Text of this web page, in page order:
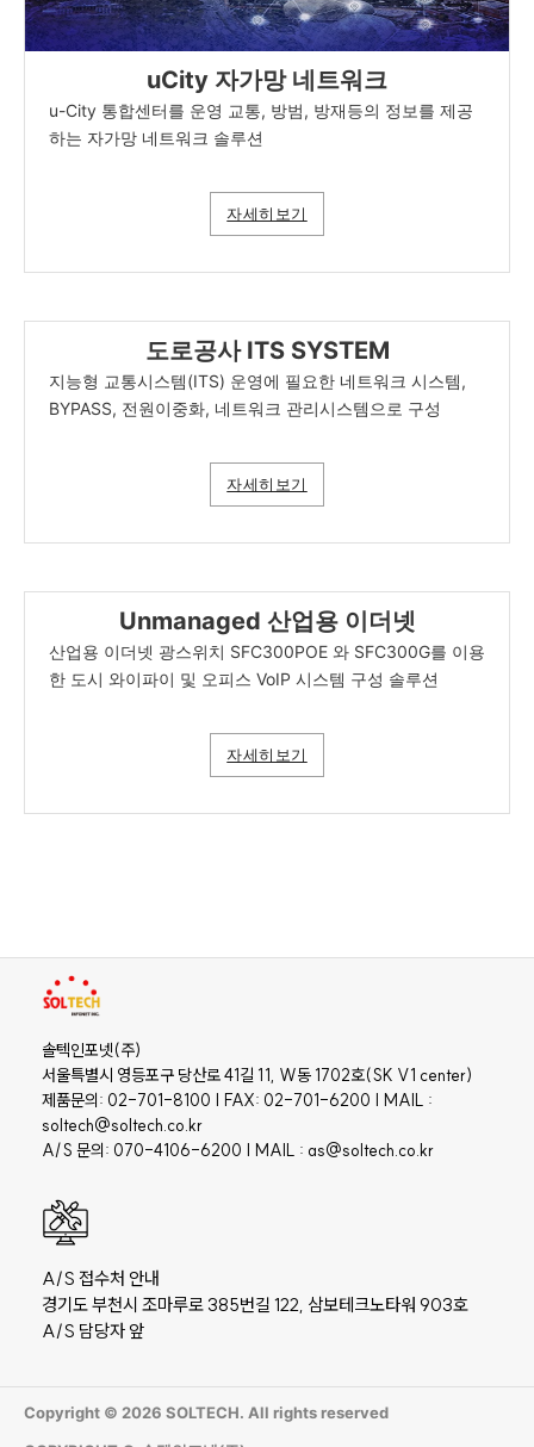
uCity 자가망 네트워크
u-City 통합센터를 운영 교통, 방범, 방재등의 정보를 제공
하는 자가망 네트워크 솔루션
자세히보기
도로공사 ITS SYSTEM
지능형 교통시스템(ITS) 운영에 필요한 네트워크 시스템,
BYPASS, 전원이중화, 네트워크 관리시스템으로 구성
자세히보기
Unmanaged 산업용 이더넷
산업용 이더넷 광스위치 SFC300POE 와 SFC300G를 이용
한 도시 와이파이 및 오피스 VoIP 시스템 구성 솔루션
자세히보기
솔텍인포넷(주)
서울특별시 영등포구 당산로 41길 11, W동 1702호(SK V1 center)
제품문의: 02-701-8100 | FAX: 02-701-6200 | MAIL :
soltech@soltech.co.kr
A/S 문의: 070-4106-6200 | MAIL : as@soltech.co.kr
A/S 접수처 안내
경기도 부천시 조마루로 385번길 122, 삼보테크노타워 903호
A/S 담당자 앞
Copyright © 2026 SOLTECH. All rights reserved